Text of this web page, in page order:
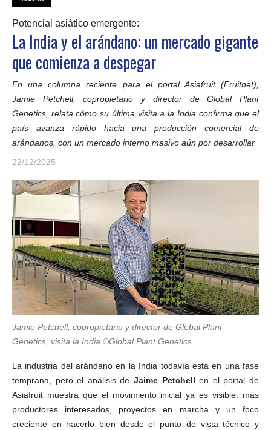
Potencial asiático emergente:
La India y el arándano: un mercado gigante
que comienza a despegar
En una columna reciente para el portal Asiafruit (Fruitnet),
Jamie Petchell, copropietario y director de Global Plant
Genetics, relata cómo su última visita a la India confirma que el
país avanza rápido hacia una producción comercial de
arándanos, con un mercado interno masivo aún por desarrollar.
22/12/2025
Jamie Petchell, copropietario y director de Global Plant
Genetics, visita la India ©Global Plant Genetics
La industria del arándano en la India todavía está en una fase
temprana, pero el análisis de Jaime Petchell en el portal de
Asiafruit muestra que el movimiento inicial ya es visible: más
productores interesados, proyectos en marcha y un foco
creciente en hacerlo bien desde el punto de vista técnico y